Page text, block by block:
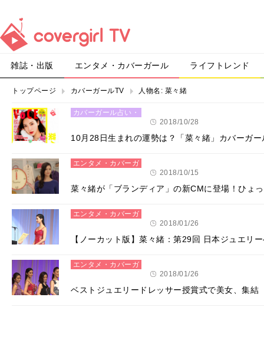
雑誌・出版 エンタメ・カバーガール ライフトレンド
トップページ カバーガールTV 人物名: 菜々緒
カバーガール占い・
2018/10/28
10月28日生まれの運勢は？「菜々緒」カバーガ
エンタメ・カバーガ
2018/10/15
菜々緒が「ブランディア」の新CMに登場！ひょ
エンタメ・カバーガ
2018/01/26
【ノーカット版】菜々緒：第29回 日本ジュエリ
エンタメ・カバーガ
2018/01/26
ベストジュエリードレッサー授賞式で美女、集結